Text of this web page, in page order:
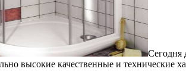
Сегодня
высокие качественные и технические